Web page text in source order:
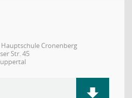
Cronenberg
Str. 45